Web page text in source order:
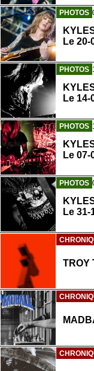
PHOTOS
Le
PHOTOS
Le
PHOTOS
Le
PHOTOS
Le 31-
TROY